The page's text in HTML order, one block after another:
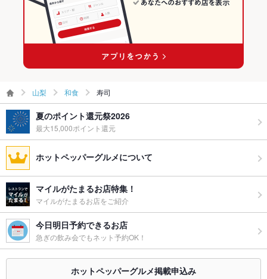
山梨 和食 寿司
夏のポイント還元祭2026
最大15,000ポイント還元
ホットペッパーグルメについて
マイルがたまるお店特集！
マイルがたまるお店をご紹介
今日明日予約できるお店
急ぎの飲み会でもネット予約OK！
ホットペッパーグルメ掲載申込み